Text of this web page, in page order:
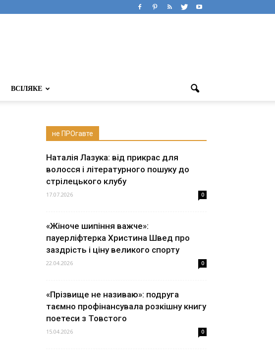
ВСІЛЯКЕ
не ПРОгавте
Наталія Лазука: від прикрас для
волосся і літературного пошуку до
стрілецького клубу
17.07.2026 0
«Жіноче шипіння важче»:
пауерліфтерка Христина Швед про
заздрість і ціну великого спорту
22.04.2026 0
«Прізвище не називаю»: подруга
таємно профінансувала розкішну книгу
поетеси з Товстого
15.04.2026 0